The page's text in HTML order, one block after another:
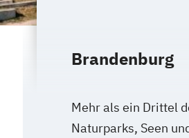
Brandenburg
Mehr als ein Drittel
Naturparks, Seen